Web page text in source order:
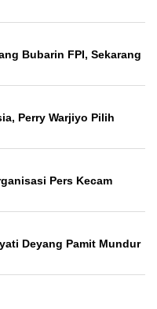
Bubarin FPI, Sekarang
Perry Warjiyo Pilih
Pers Kecam
Deyang Pamit Mundur